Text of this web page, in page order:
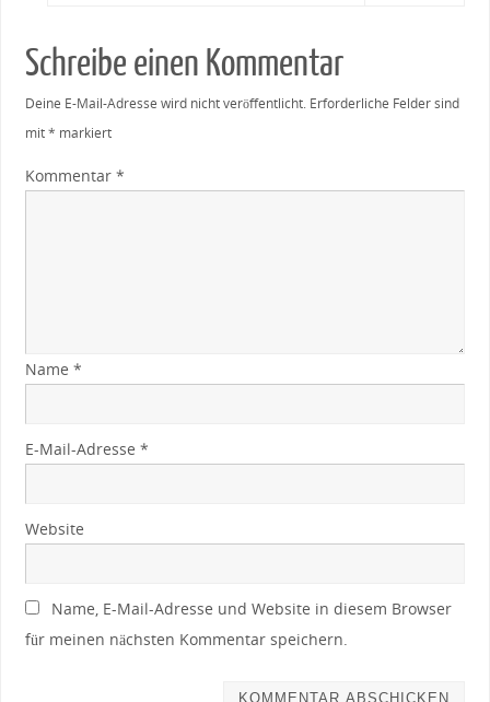
Schreibe einen Kommentar
Deine E-Mail-Adresse wird nicht veröffentlicht. Erforderliche Felder sind
mit* markiert
Kommentar *
Name *
E-Mail-Adresse *
Website
Name, E-Mail-Adresse und Website in diesem Browser
für meinen nächsten Kommentar speichern.